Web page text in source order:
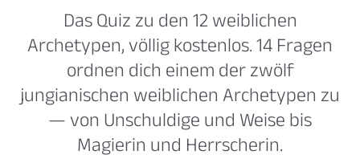
Das Quiz zu den 12 weiblichen
Archetypen, völlig kostenlos. 14 Fragen
ordnen dich einem der zwölf
jungianischen weiblichen Archetypen zu
— von Unschuldige und Weise bis
Magierin und Herrscherin.